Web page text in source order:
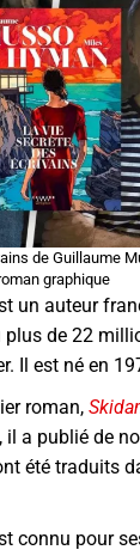
de Guillaume
graphique
un auteur
plus de 22
Il est né en
roman,
il a publié de
été traduits
connu pour